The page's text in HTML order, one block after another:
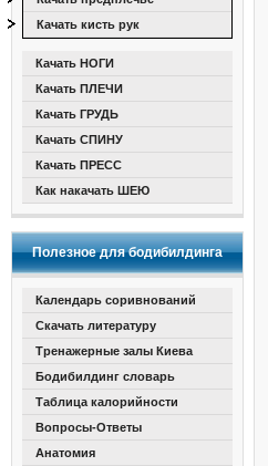
Качать кисть рук
Качать НОГИ
Качать ПЛЕЧИ
Качать ГРУДЬ
Качать СПИНУ
Качать ПРЕСС
Как накачать ШЕЮ
Полезное для бодибилдинга
Календарь соривнований
Скачать литературу
Тренажерные залы Киева
Бодибилдинг словарь
Таблица калорийности
Вопросы-Ответы
Анатомия